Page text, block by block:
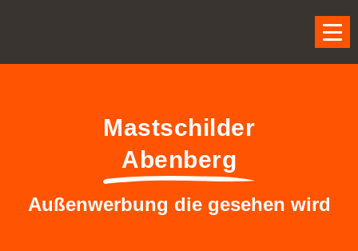
Mastschilder
Abenberg
Außenwerbung die gesehen wird